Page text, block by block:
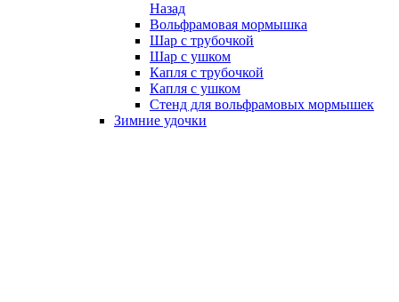
Назад
Вольфрамовая мормышка
Шар с трубочкой
Шар с ушком
Капля с трубочкой
Капля с ушком
Стенд для вольфрамовых мормышек
Зимние удочки